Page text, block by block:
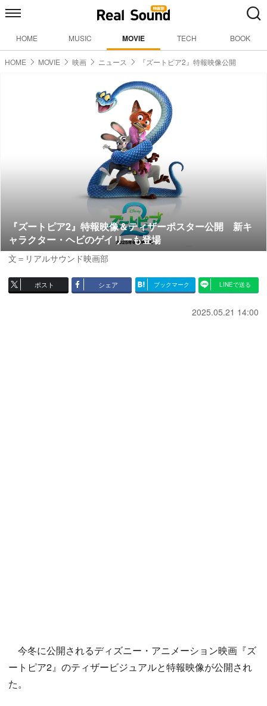
HOME MUSIC MOVIE TECH BOOK
HOME MOVIE 映画 ニュース 『ズートピア2』特報映像公開
『ズートピア2』特報映像＆ティザーポスター公開 新キ
ャラクター・ヘビのゲイリーも登場
文＝リアルサウンド映画部
ポスト シェア ブックマーク LINEで送る
2025.05.21 14:00
今冬に公開されるディズニー・アニメーション映画『ズ
ートピア2』のティザービジュアルと特報映像が公開され
た。